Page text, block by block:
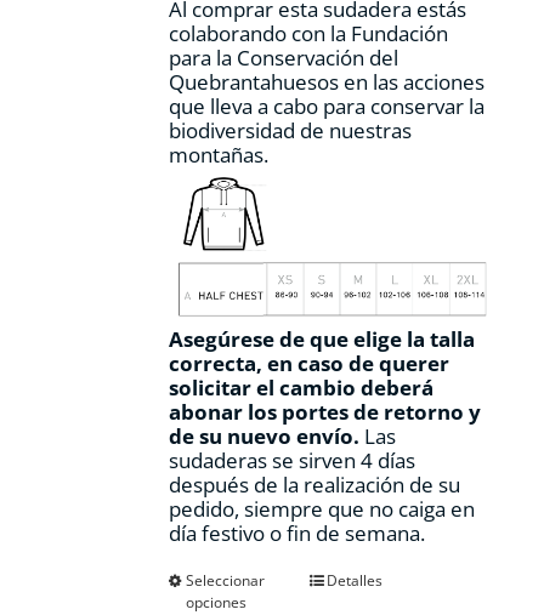
Al comprar esta sudadera estás
colaborando con la Fundación
para la Conservación del
Quebrantahuesos en las acciones
que lleva a cabo para conservar la
biodiversidad de nuestras
montañas.
Asegúrese de que elige la talla
correcta, en caso de querer
solicitar el cambio deberá
abonar los portes de retorno y
de su nuevo envío. Las
sudaderas se sirven 4 días
después de la realización de su
pedido, siempre que no caiga en
día festivo o fin de semana.
Seleccionar
opciones
EsteDetalles